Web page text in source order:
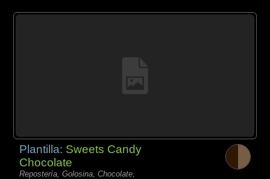
Plantilla: Sweets Candy
Chocolate
Repostería, Golosina, Chocolate,